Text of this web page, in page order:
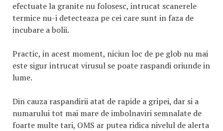
efectuate la granite nu folosesc, intrucat scanerele
termice nu-i detecteaza pe cei care sunt in faza de
incubare a bolii.
Practic, in acest moment, niciun loc de pe glob nu mai
este sigur intrucat virusul se poate raspandi oriunde in
lume.
Din cauza raspandirii atat de rapide a gripei, dar si a
numarului tot mai mare de imbolnaviri semnalate de
foarte multe tari, OMS ar putea ridica nivelul de alerta